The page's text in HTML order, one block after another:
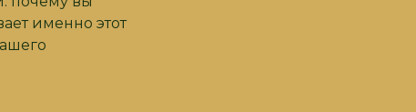
именно этот